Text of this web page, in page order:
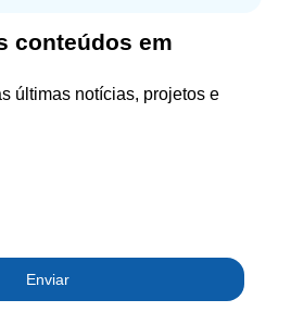
conteúdos em
últimas notícias, projetos e
Enviar